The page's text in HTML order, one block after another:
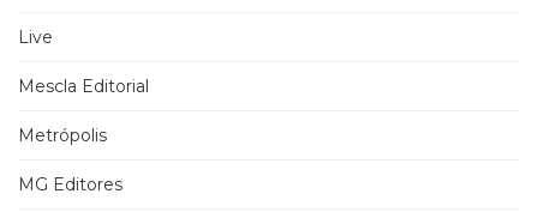
Live
Mescla Editorial
Metrópolis
MG Editores